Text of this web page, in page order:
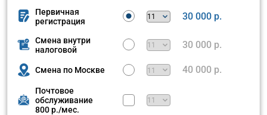
Первичная
регистрация
30 000 р.
Смена внутри
налоговой
30 000 р.
Смена по Москве 40 000 р.
Почтовое
обслуживание
800 р./мес.